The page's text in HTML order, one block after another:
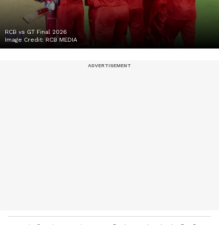
RCB vs GT Final 2026
Image Credit: RCB MEDIA